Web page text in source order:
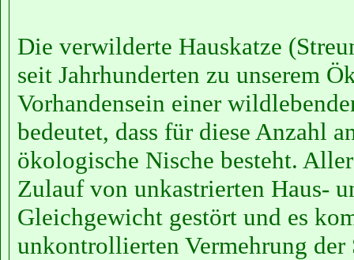
Die verwilderte Hauskatze
seit Jahrhunderten zu unserem
Vorhandensein einer
bedeutet, dass für diese Anzahl
ökologische Nische besteht.
Zulauf von unkastrierten Haus-
Gleichgewicht gestört und es
unkontrollierten Vermehrung der